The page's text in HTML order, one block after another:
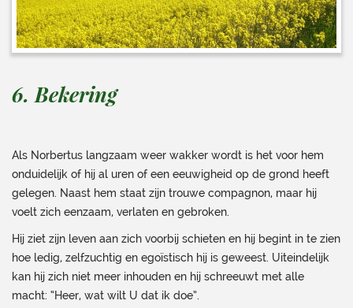
6. Bekering
Als Norbertus langzaam weer wakker wordt is het voor hem
onduidelijk of hij al uren of een eeuwigheid op de grond heeft
gelegen. Naast hem staat zijn trouwe compagnon, maar hij
voelt zich eenzaam, verlaten en gebroken.
Hij ziet zijn leven aan zich voorbij schieten en hij begint in te zien
hoe ledig, zelfzuchtig en egoïstisch hij is geweest. Uiteindelijk
kan hij zich niet meer inhouden en hij schreeuwt met alle
macht: “Heer, wat wilt U dat ik doe”.